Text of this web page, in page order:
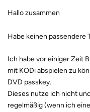
Hallo zusammen
Habe keinen passendere
Ich habe vor einiger Zeit
mit KODi abspielen zu
DVD passkey.
Dieses nutze ich nicht
regelmäßig (wenn ich